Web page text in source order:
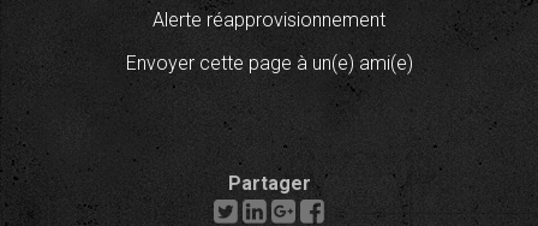
Alerte réapprovisionnement
Envoyer cette page à un(e) ami(e)
Partager